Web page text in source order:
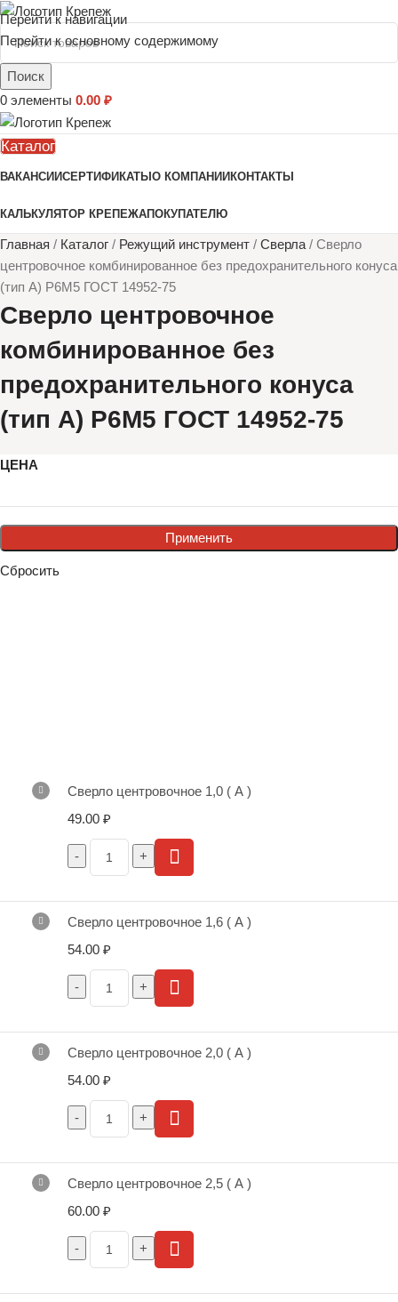
Перейти к навигации
Перейти к основному содержимому
Поиск
0 элементы 0.00 ₽
Каталог
ВАКАНСИИСЕРТИФИКАТЫ О КОМПАНИИ КОНТАКТЫ
КАЛЬКУЛЯТОР КРЕПЕЖАПОКУПАТЕЛЮ
Главная / Каталог / Режущий инструмент / Сверла / Сверло
центровочное комбинированное без предохранительного конуса
(тип А) Р6М5 ГОСТ 14952-75
Сверло центровочное
комбинированное без
предохранительного конуса
(тип А) Р6М5 ГОСТ 14952-75
ЦЕНА
Применить
Сбросить
Сверло центровочное 1,0 ( А )
49.00 ₽
Сверло центровочное 1,6 ( А )
54.00 ₽
Сверло центровочное 2,0 ( А )
54.00 ₽
Сверло центровочное 2,5 ( А )
60.00 ₽